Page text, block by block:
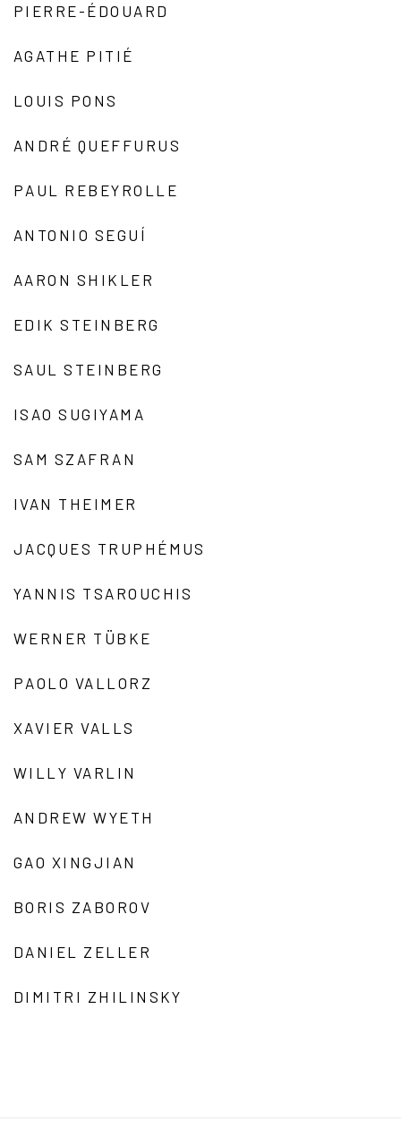
PIERRE-ÉDOUARD
AGATHE PITIÉ
LOUIS PONS
ANDRÉ QUEFFURUS
PAUL REBEYROLLE
ANTONIO SEGUÍ
AARON SHIKLER
EDIK STEINBERG
SAUL STEINBERG
ISAO SUGIYAMA
SAM SZAFRAN
IVAN THEIMER
JACQUES TRUPHÉMUS
YANNIS TSAROUCHIS
WERNER TÜBKE
PAOLO VALLORZ
XAVIER VALLS
WILLY VARLIN
ANDREW WYETH
GAO XINGJIAN
BORIS ZABOROV
DANIEL ZELLER
DIMITRI ZHILINSKY